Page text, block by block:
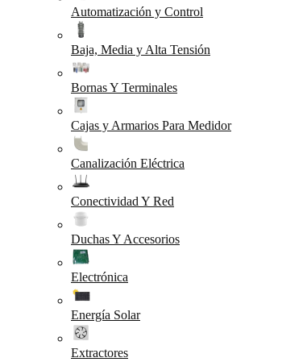
Automatización y Control
Baja, Media y Alta Tensión
Bornas Y Terminales
Cajas y Armarios Para Medidor
Canalización Eléctrica
Conectividad Y Red
Duchas Y Accesorios
Electrónica
Energía Solar
Extractores